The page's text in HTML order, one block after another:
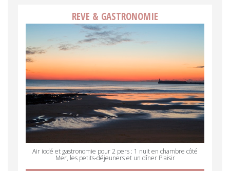
REVE & GASTRONOMIE
Air iodé et gastronomie pour 2 pers : 1 nuit en chambre côté
Mer, les petits-déjeuners et un dîner Plaisir